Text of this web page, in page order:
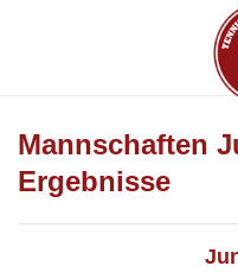
Mannschaften
Ergebnisse